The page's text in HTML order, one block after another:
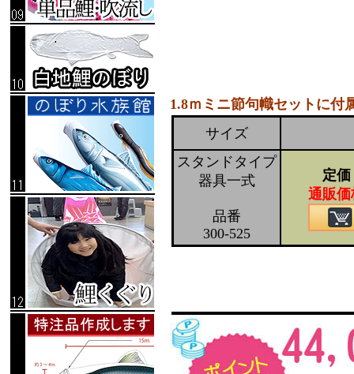
1.8ｍミニ節句幟セットに付
サイズ
スタンドタイプ
器具一式
品番
300-525
定
通販